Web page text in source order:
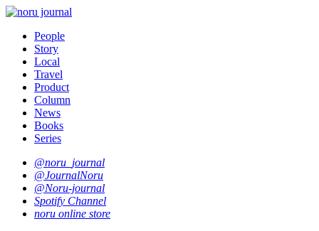
People
Story
Local
Travel
Product
Column
News
Books
Series
@noru_journal
@JournalNoru
@Noru-journal
Spotify Channel
noru online store